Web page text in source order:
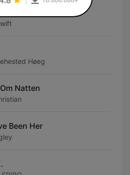
Were Trouble.
Høeg
Natten
Been Her